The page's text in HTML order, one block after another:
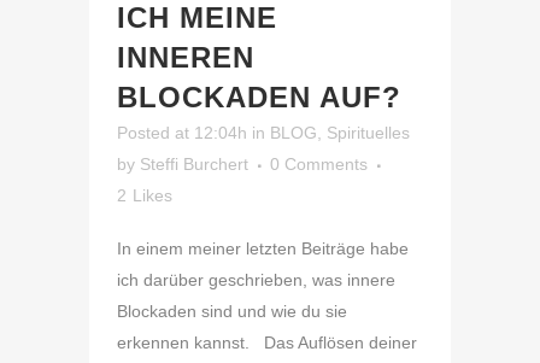
ICH MEINE
INNEREN
BLOCKADEN AUF?
Posted at 12:04h in BLOG
Spirituelles
by Steffi Burchert
0 Comments
2 Likes
In einem meiner letzten Beiträge habe
ich darüber geschrieben, was innere
Blockaden sind und wie du sie
erkennen kannst. Das Auflösen deiner